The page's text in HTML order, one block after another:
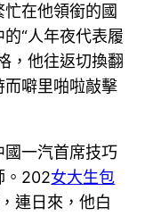
在他領銜的國
“人年夜代表履
，他往返切換翻
而噼里啪啦敲擊
一汽首席技巧
。202女大生包
連日來，他白